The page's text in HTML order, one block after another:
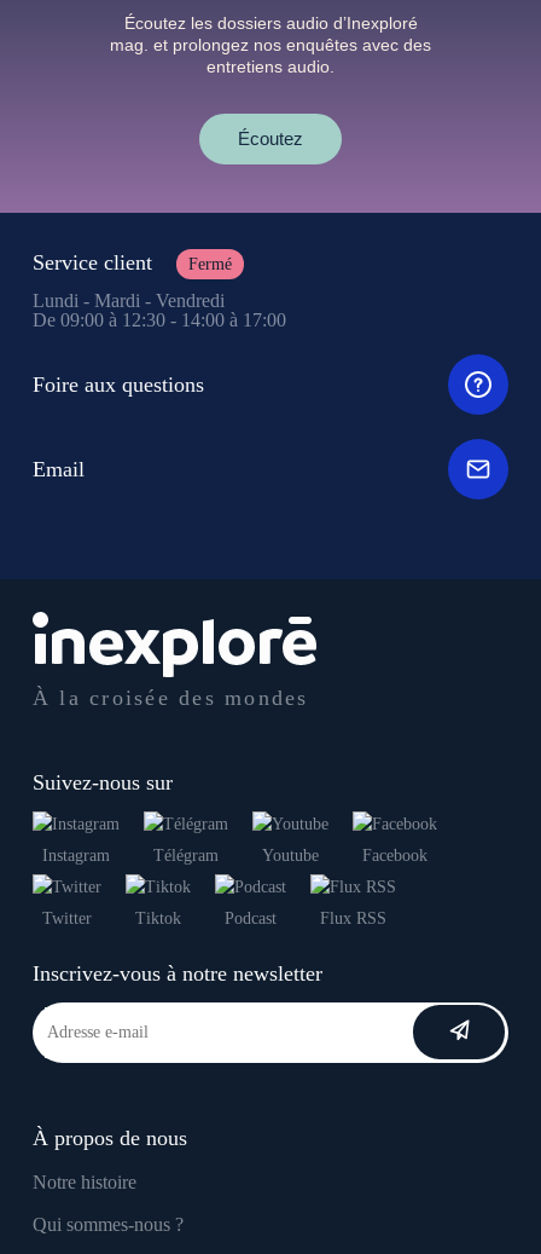
Écoutez les dossiers audio d’Inexploré
mag. et prolongez nos enquêtes avec des
entretiens audio.
Écoutez
À la croisée des mondes
Suivez-nous sur
Instagram Télégram Youtube Facebook
Twitter Tiktok Podcast Flux RSS
Inscrivez-vous à notre newsletter
À propos de nous
Notre histoire
Qui sommes-nous ?
Service client Fermé
Lundi - Mardi - Vendredi
De 09:00 à 12:30 - 14:00 à 17:00
Foire aux questions
Email